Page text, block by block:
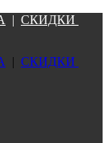
| СКИДКИ
| СКИДКИ